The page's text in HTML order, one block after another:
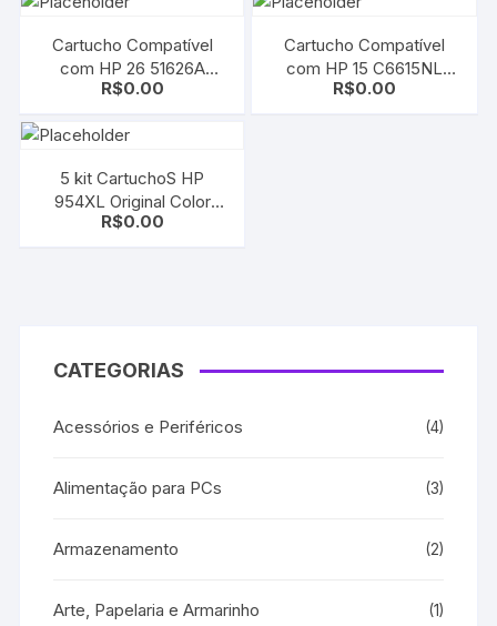
Cartucho Compatível
com HP 26 51626A
Black | Deskjet 400/
R$0.00
Cartucho Compatível
com HP 15 C6615NL
Black | Deskjet 810/ 812/
R$0.00
5 kit CartuchoS HP
954XL Original Color
Black 20 cartuchos 8700
R$0.00
CATEGORIAS
Acessórios e Periféricos (4)
Alimentação para PCs (3)
Armazenamento (2)
Arte, Papelaria e Armarinho (1)